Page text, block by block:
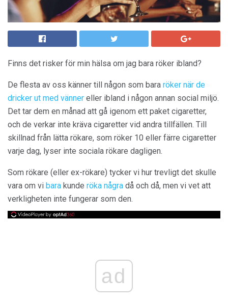
Finns det risker för min hälsa om jag bara röker ibland?
De flesta av oss känner till någon som bara röker när de
dricker ut med vänner eller ibland i någon annan social miljö.
Det tar dem en månad att gå igenom ett paket cigaretter,
och de verkar inte kräva cigaretter vid andra tillfällen. Till
skillnad från lätta rökare, som röker 10 eller färre cigaretter
varje dag, lyser inte sociala rökare dagligen.
Som rökare (eller ex-rökare) tycker vi hur trevligt det skulle
vara om vi bara kunde röka några då och då, men vi vet att
verkligheten inte fungerar som den.
ad